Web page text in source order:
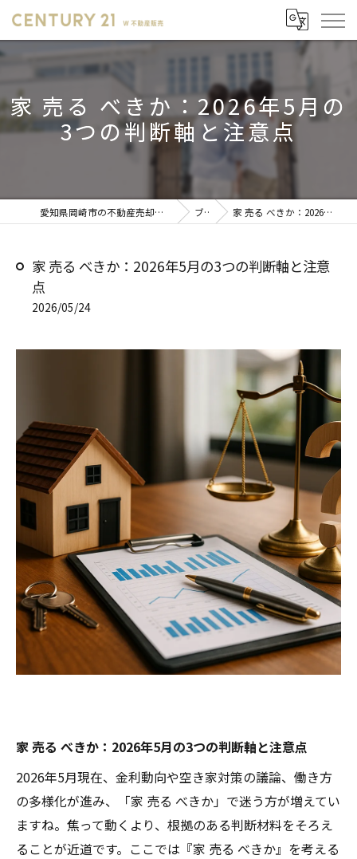
家 売る べきか：2026年5月の
3つの判断軸と注意点
愛知県岡崎市の不動産売却ならセンチュリー21 W不動産販売 ブログ 家 売る べきか：2026年5月の3つの判断軸と注意点
家 売る べきか：2026年5月の3つの判断軸と注意
点
2026/05/24
家 売る べきか：2026年5月の3つの判断軸と注意点
2026年5月現在、金利動向や空き家対策の議論、働き方
の多様化が進み、「家 売る べきか」で迷う方が増えてい
ますね。焦って動くより、根拠のある判断材料をそろえ
ることが近道です。ここでは『家 売る べきか』を考える